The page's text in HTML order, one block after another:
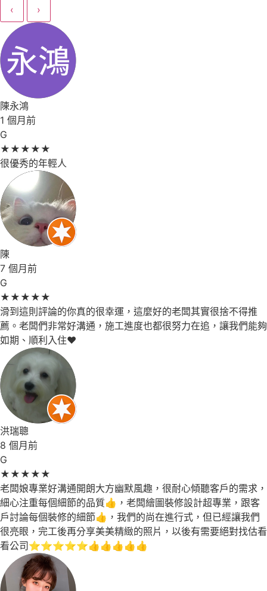
‹
›
陳永鴻
1 個月前
G
★ ★ ★ ★ ★
很優秀的年輕人
陳
7 個月前
G
★ ★ ★ ★ ★
滑到這則評論的你真的很幸運，這麼好的老闆其實很捨不得推
薦。老闆們非常好溝通，施工進度也都很努力在追，讓我們能夠
如期、順利入住❤️
洪瑞聰
8 個月前
G
★ ★ ★ ★ ★
老闆娘專業好溝通開朗大方幽默風趣，很耐心傾聽客戶的需求，
細心注重每個細節的品質👍，老闆繪圖裝修設計超專業，跟客
戶討論每個裝修的細節👍，我們的尚在進行式，但已經讓我們
很亮眼，完工後再分享美美精緻的照片，以後有需要絕對找估看
看公司⭐⭐⭐⭐⭐👍👍👍👍👍